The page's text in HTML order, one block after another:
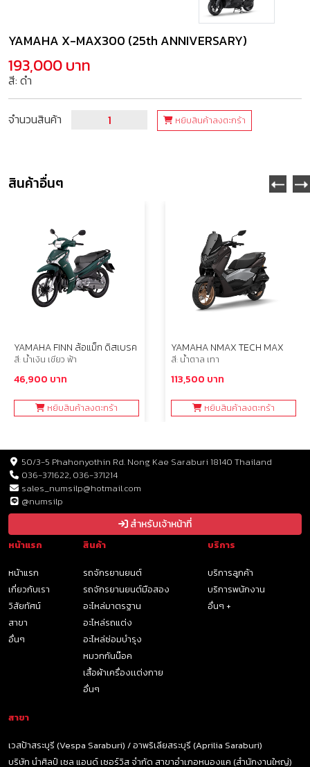
YAMAHA X-MAX300 (25th ANNIVERSARY)
193,000 บาท
สี: ดำ
จำนวนสินค้า หยิบสินค้าลงตะกร้า
สินค้าอื่นๆ
YAMAHA FINN ล้อแม็ก ดิสเบรค
สี: น้ำเงิน เขียว ฟ้า
46,900 บาท
หยิบสินค้าลงตะกร้า
YAMAHA NMAX TECH MAX
สี: น้ำตาล เทา
113,500 บาท
หยิบสินค้าลงตะกร้า
50/3-5 Phahonyothin Rd. Nong Kae Saraburi 18140 Thailand
036-371622, 036-371214
sales_numsilp@hotmail.com
@numsilp
สำหรับเจ้าหน้าที่
หน้าแรก
หน้าแรก
เกี่ยวกับเรา
วิสัยทัศน์
สาขา
อื่นๆ
สินค้า
รถจักรยานยนต์
รถจักรยานยนต์มือสอง
อะไหล่มาตรฐาน
อะไหล่รถแต่ง
อะไหล่ซ่อมบำรุง
หมวกกันน๊อค
เสื้อผ้าเครื่องเเต่งกาย
อื่นๆ
บริการ
บริการลูกค้า
บริการพนักงาน
อื่นๆ +
สาขา
เวสป้าสระบุรี (Vespa Saraburi) / อาพริเลียสระบุรี (Aprilia Saraburi)
บริษัท นำศิลป์ เซล แอนด์ เซอร์วิส จำกัด สาขาอำเภอหนองแค (สำนักงานใหญ่)